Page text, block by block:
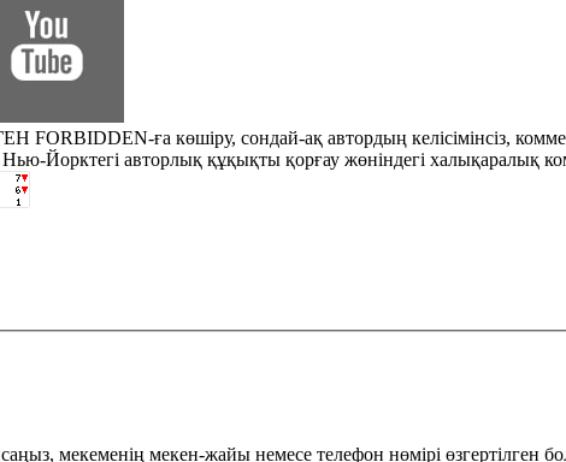
ға көшіру, сондай-ақ автордың келісімінсіз,
Йорктегі авторлық құқықты қорғау жөніндегі халықаралық
мекеменің мекен-жайы немесе телефон нөмірі өзгертілген